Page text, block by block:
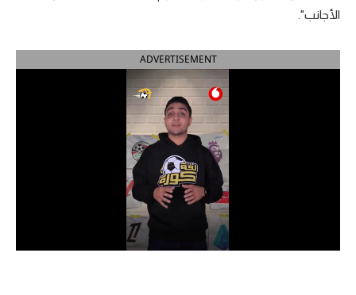
الدوري السعودي للمحترفين
دوري أبطال إفريقيا
الأجانب".
ADVERTISEMENT